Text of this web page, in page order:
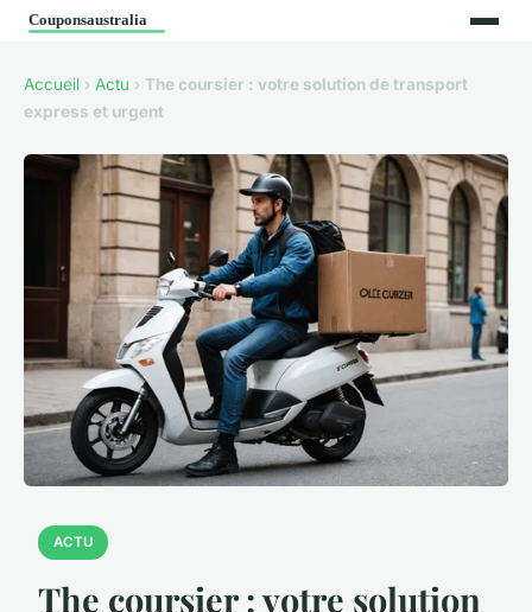
Accueil › Actu › The coursier : votre solution de transport
express et urgent
ACTU
The coursier : votre solution